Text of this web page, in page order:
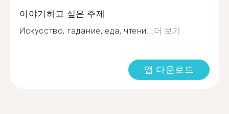
이야기하고 싶은 주제
Искусство, гадание, еда, чтени... 더 보기
앱 다운로드